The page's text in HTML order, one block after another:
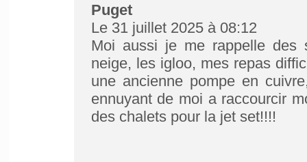
Puget
Le 31 juillet 2025 à 08:12
Moi aussi je me rappelle des
neige, les igloo, mes repas
une ancienne pompe en
ennuyant de moi a raccourcir
des chalets pour la jet set!!!!